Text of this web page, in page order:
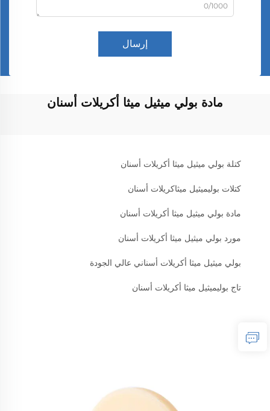
0/1000
إرسال
مادة بولي ميثيل ميثا أكريلات أسنان
كتلة بولي ميثيل ميثا أكريلات أسنان
كتلات بوليميثيل ميثاكريلات أسنان
مادة بولي ميثيل ميثا أكريلات أسنان
مورد بولي ميثيل ميثا أكريلات أسنان
بولي ميثيل ميثا أكريلات أسناني عالي الجودة
تاج بوليميثيل ميثا أكريلات أسنان